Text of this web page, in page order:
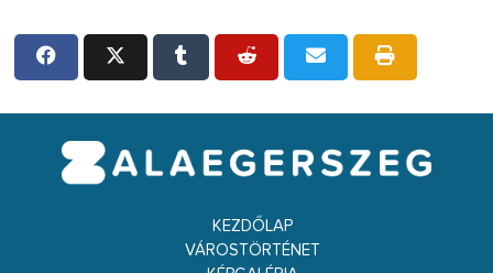
KEZDŐLAP
VÁROSTÖRTÉNET